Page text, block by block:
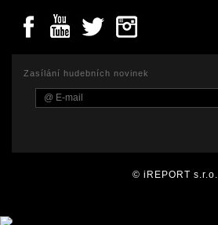
Zasílání hudebních novinek
© iREPORT s.r.o.